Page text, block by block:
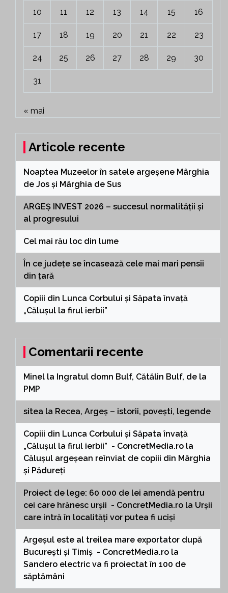
10 11 12 13 14 15 16
17 18 19 20 21 22 23
24 25 26 27 28 29 30
31
« mai
Articole recente
Noaptea Muzeelor în satele argeșene Mârghia
de Jos și Mârghia de Sus
ARGEȘ INVEST 2026 – succesul normalității și
al progresului
Cel mai rău loc din lume
În ce județe se încasează cele mai mari pensii
din țară
Copiii din Lunca Corbului și Săpata învață
„Călușul la firul ierbii”
Comentarii recente
Minel la Ingratul domn Bulf, Cătălin Bulf, de la
PMP
sitea la Recea, Argeș – istorii, povești, legende
Copiii din Lunca Corbului și Săpata învață
„Călușul la firul ierbii” - ConcretMedia.ro la
Călușul argeșean reînviat de copiii din Mârghia
și Pădureți
Proiect de lege: 60 000 de lei amendă pentru
cei care hrănesc urșii - ConcretMedia.ro la Urșii
care intră în localități vor putea fi uciși
Argeșul este al treilea mare exportator după
București și Timiș - ConcretMedia.ro la
Sandero electric va fi proiectat în 100 de
săptămâni